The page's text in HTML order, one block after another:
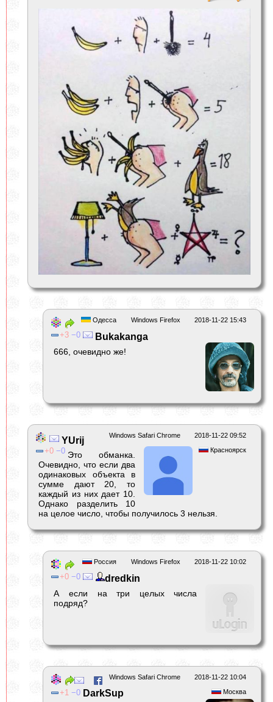
2018-11-22 15:43
Windows Firefox
Одесса
3 0 Bukakanga
666, очевидно же!
2018-11-22 09:52
Windows Safari Chrome
Красноярск
0 0
YUrij
Это обманка.
Очевидно, что если два
одинаковых объекта в
сумме дают 20, то
каждый из них дает 10.
Однако разделить 10
на целое число, чтобы получилось 3 нельзя.
2018-11-22 10:02
Windows Firefox
Россия
0 0 dredkin
А если на три целых числа
подряд?
2018-11-22 10:04
Windows Safari Chrome
Москва
1 0 DarkSup